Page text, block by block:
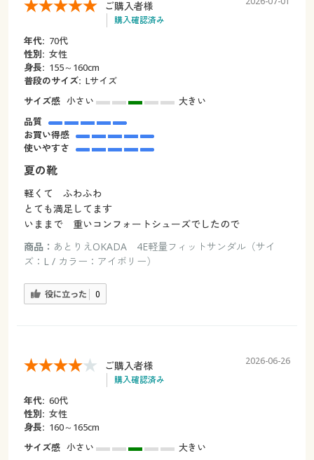
ご購入者様
購入確認済み
年代: 70代
性別: 女性
身長: 155～160cm
普段のサイズ: Lサイズ
サイズ感 小さい
大きい
品質
お買い得感
使いやすさ
夏の靴
軽くて ふわふわ
とても満足してます
いままで 重いコンフォートシューズでしたので
商品： あとりえOKADA 4E軽量フィットサンダル（サイ
ズ：L / カラー：アイボリー）
役に立った 0
ご購入者様
購入確認済み
2026-06-26
年代: 60代
性別: 女性
身長: 160～165cm
サイズ感 小さい
大きい